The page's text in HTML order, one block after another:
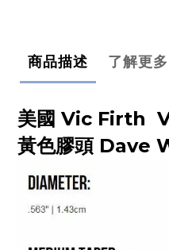
商品描述 了解更多
美國 Vic Firth
黃色膠頭 Dave